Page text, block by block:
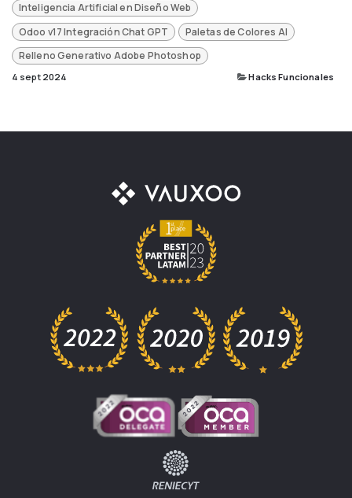
Inteligencia Artificial en Diseño Web
Odoo v17 Integración Chat GPT
Paletas de Colores AI
Relleno Generativo Adobe Photoshop
4 sept 2024 Hacks Funcionales